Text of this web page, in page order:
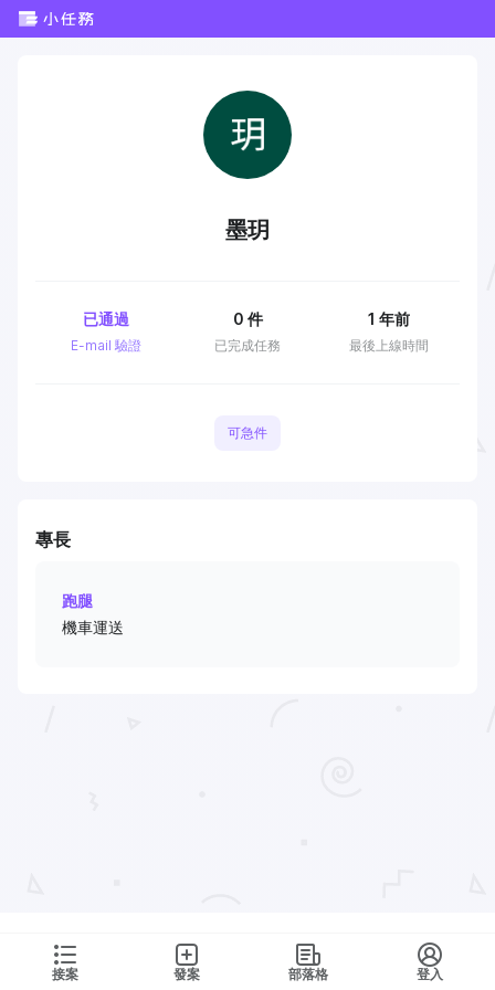
接案 發案 部落格 登入
墨玥
E-mail 驗證
已通過
已完成任務
0 件
最後上線時間
1 年前
可急件
專長
跑腿
機車運送